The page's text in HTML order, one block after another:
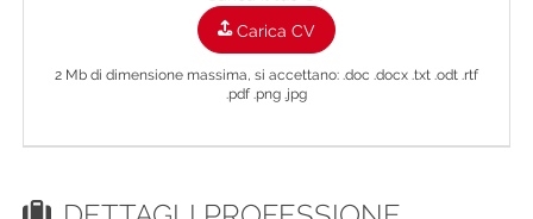
Carica CV
2 Mb di dimensione massima, si accettano: .doc .docx .txt .odt .rtf
.pdf .png .jpg